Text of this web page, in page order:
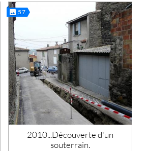
57
2010...Découverte d'un
souterrain.